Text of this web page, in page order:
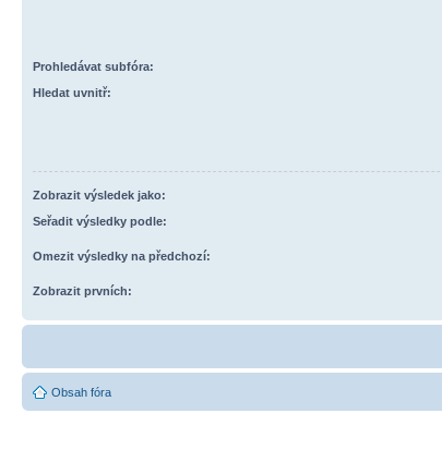
Prohledávat subfóra:
Hledat uvnitř:
Zobrazit výsledek jako:
Seřadit výsledky podle:
Omezit výsledky na předchozí:
Zobrazit prvních:
Obsah fóra